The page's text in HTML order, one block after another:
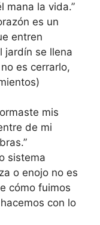
mana la vida.”
es un
entren
jardín se llena
es cerrarlo,
mis
de mi
sistema
o enojo no es
cómo fuimos
con lo